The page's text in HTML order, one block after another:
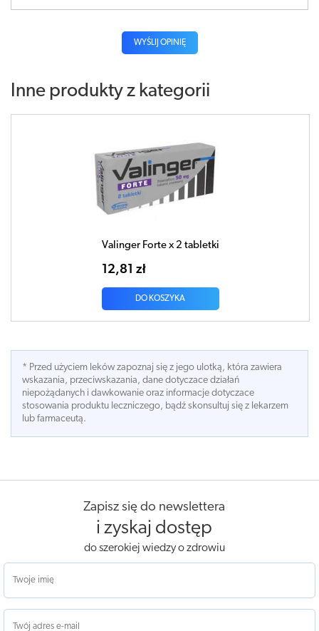
WYŚLIJ OPINIĘ
Inne produkty z kategorii
Valinger Forte x 2 tabletki
12,81 zł
DO KOSZYKA
* Przed użyciem leków zapoznaj się z jego ulotką, która zawiera
wskazania, przeciwskazania, dane dotyczace działań
niepożądanych i dawkowanie oraz informacje dotyczace
stosowania produktu leczniczego, bądź skonsultuj się z lekarzem
lub farmaceutą.
Zapisz się do newslettera
i zyskaj dostęp
do szerokiej wiedzy o zdrowiu